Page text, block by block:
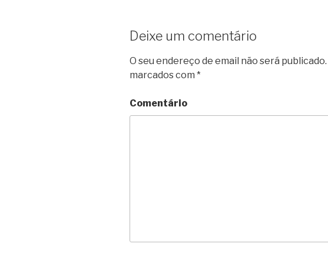
Deixe um comentário
O seu endereço de email não será publicado.
marcados com *
Comentário